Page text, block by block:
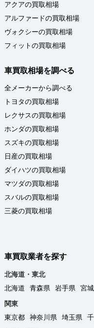
アクアの買取相場
アルファードの買取相場
ヴォクシーの買取相場
フィットの買取相場
車買取相場を調べる
全メーカーから調べる
トヨタの買取相場
レクサスの買取相場
ホンダの買取相場
スズキの買取相場
日産の買取相場
ダイハツの買取相場
マツダの買取相場
スバルの買取相場
三菱の買取相場
車買取業者を探す
北海道・東北
北海道
青森県 岩手県 宮
関東
東京都
神奈川県 埼玉県